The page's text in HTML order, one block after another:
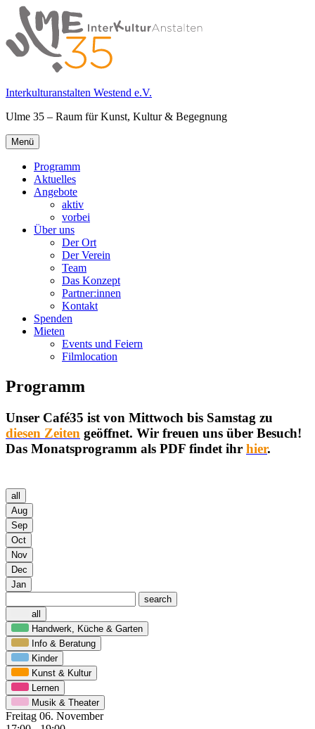
Springe
zum
Inhalt
Interkulturanstalten Westend e.V.
Ulme 35 – Raum für Kunst, Kultur & Begegnung
Primäres
Menü
Menü
Programm
Aktuelles
Angebote
aktiv
vorbei
Über uns
Der Ort
Der Verein
Team
Das Konzept
Partner:innen
Kontakt
Spenden
Mieten
Events und Feiern
Filmlocation
Programm
Unser Café35 ist von Mittwoch bis Samstag zu
diesen Zeiten geöffnet. Wir freuen uns über Besuch!
Das Monatsprogramm als PDF findet ihr hier.
all
Aug
Sep
Oct
Nov
Dec
Jan
search
all
Handwerk, Küche & Garten
Info & Beratung
Kinder
Kunst & Kultur
Lernen
Musik & Theater
Freitag 06. November